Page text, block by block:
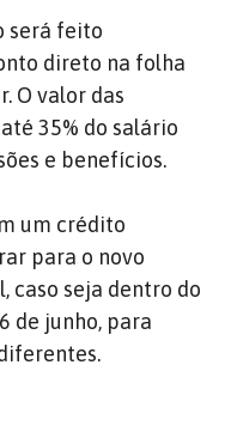
será feito
direto na folha
O valor das
35% do salário
e benefícios.
um crédito
para o novo
caso seja dentro do
de junho, para